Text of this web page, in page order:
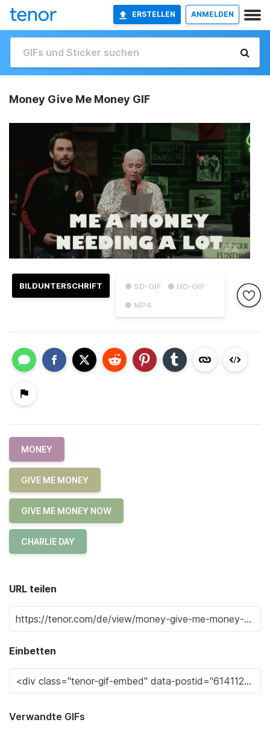
ERSTELLEN ANMELDEN
Money Give Me Money GIF
● SD-GIF
● HD-GIF
● MP4
BILDUNTERSCHRIFT
MONEY
GIVE ME MONEY
GIVE ME MONEY NOW
CHARLIE DAY
URL teilen
Einbetten
Verwandte GIFs